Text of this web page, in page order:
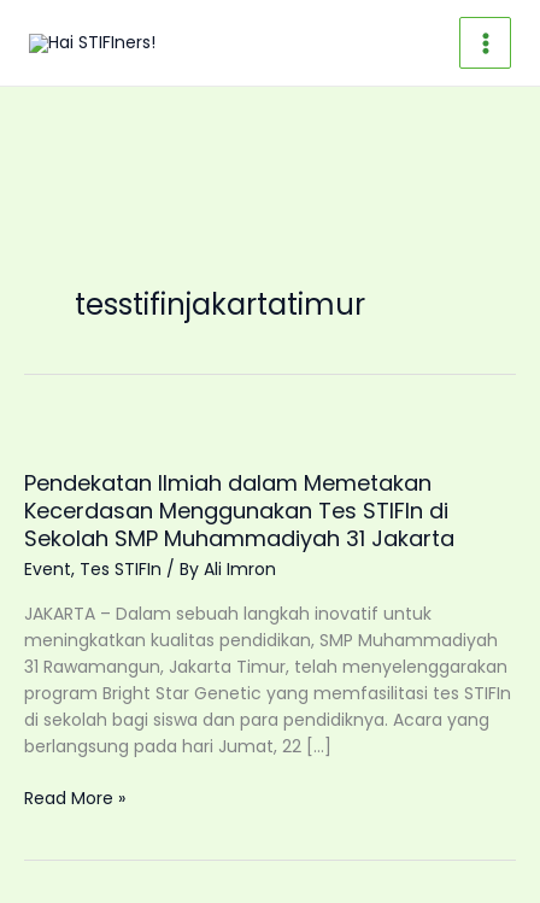
tesstifinjakartatimur
Pendekatan Ilmiah dalam Memetakan
Kecerdasan Menggunakan Tes STIFIn di
Sekolah SMP Muhammadiyah 31 Jakarta
Event, Tes STIFIn / By Ali Imron
JAKARTA – Dalam sebuah langkah inovatif untuk
meningkatkan kualitas pendidikan, SMP Muhammadiyah
31 Rawamangun, Jakarta Timur, telah menyelenggarakan
program Bright Star Genetic yang memfasilitasi tes STIFIn
di sekolah bagi siswa dan para pendidiknya. Acara yang
berlangsung pada hari Jumat, 22 […]
Pendekatan
Read More »